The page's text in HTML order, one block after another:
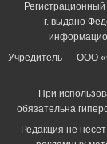
г. выдано
Учредитель — ООО
При
обязательна
Редакция не